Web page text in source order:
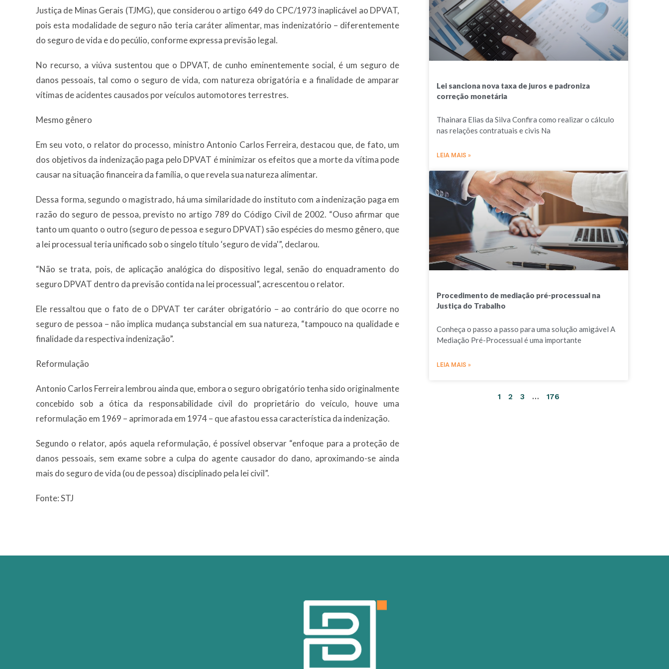
Justiça de Minas Gerais (TJMG), que considerou o artigo 649 do CPC/1973 inaplicável ao DPVAT,
pois esta modalidade de seguro não teria caráter alimentar, mas indenizatório – diferentemente
do seguro de vida e do pecúlio, conforme expressa previsão legal.
No recurso, a viúva sustentou que o DPVAT, de cunho eminentemente social, é um seguro de
danos pessoais, tal como o seguro de vida, com natureza obrigatória e a finalidade de amparar
vítimas de acidentes causados por veículos automotores terrestres.
Mesmo gênero
Em seu voto, o relator do processo, ministro Antonio Carlos Ferreira, destacou que, de fato, um
dos objetivos da indenização paga pelo DPVAT é minimizar os efeitos que a morte da vítima pode
causar na situação financeira da família, o que revela sua natureza alimentar.
Dessa forma, segundo o magistrado, há uma similaridade do instituto com a indenização paga em
razão do seguro de pessoa, previsto no artigo 789 do Código Civil de 2002. “Ouso afirmar que
tanto um quanto o outro (seguro de pessoa e seguro DPVAT) são espécies do mesmo gênero, que
a lei processual teria unificado sob o singelo título ‘seguro de vida'”, declarou.
“Não se trata, pois, de aplicação analógica do dispositivo legal, senão do enquadramento do
seguro DPVAT dentro da previsão contida na lei processual”, acrescentou o relator.
Ele ressaltou que o fato de o DPVAT ter caráter obrigatório – ao contrário do que ocorre no
seguro de pessoa – não implica mudança substancial em sua natureza, “tampouco na qualidade e
finalidade da respectiva indenização”.
Reformulação
Antonio Carlos Ferreira lembrou ainda que, embora o seguro obrigatório tenha sido originalmente
concebido sob a ótica da responsabilidade civil do proprietário do veículo, houve uma
reformulação em 1969 – aprimorada em 1974 – que afastou essa característica da indenização.
Segundo o relator, após aquela reformulação, é possível observar “enfoque para a proteção de
danos pessoais, sem exame sobre a culpa do agente causador do dano, aproximando-se ainda
mais do seguro de vida (ou de pessoa) disciplinado pela lei civil”.
Fonte: STJ
Lei sanciona nova taxa de juros e padroniza
correção monetária
Thainara Elias da Silva Confira como realizar o cálculo
nas relações contratuais e civis Na
LEIA MAIS »
Procedimento de mediação pré-processual na
Justiça do Trabalho
Conheça o passo a passo para uma solução amigável A
Mediação Pré-Processual é uma importante
LEIA MAIS »
1 2 3 … 176